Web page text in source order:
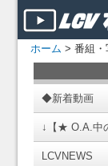
ホーム > 番組・
◆新着動画
↓【★ O.A.中
LCVNEWS